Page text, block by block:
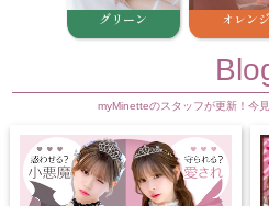
グリーン オレンジ
myMinetteのスタッフが更新！今